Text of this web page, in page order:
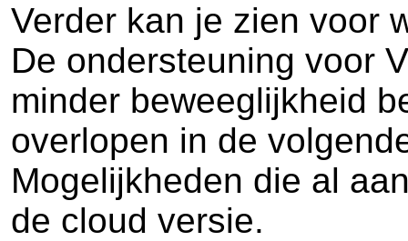
Verder kan je zien voor
De ondersteuning voor
minder beweeglijkheid
overlopen in de
Mogelijkheden die al
de cloud versie.